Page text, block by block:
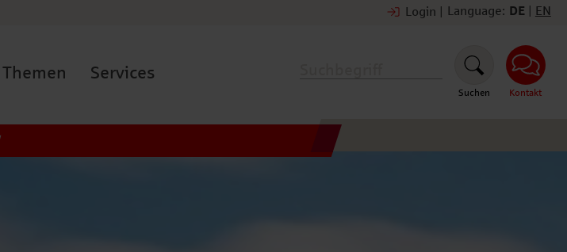
Language: DE EN
Login
Themen Services
Kontakt
Suchen